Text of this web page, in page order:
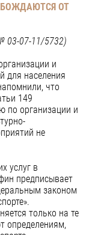
ОТ
03-07-11/5732)
и
для населения
что
149
по организации и
не
услуг в
предписывает
законом
только на те
определениям,